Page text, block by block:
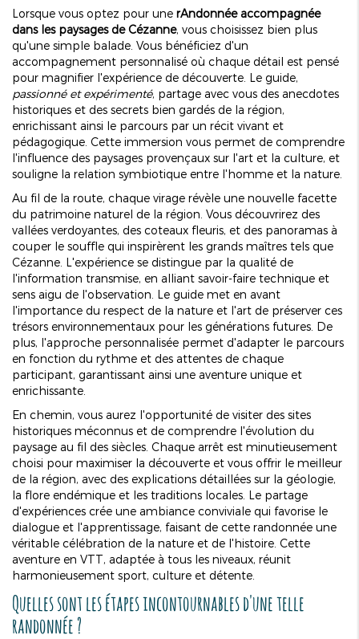
Lorsque vous optez pour une rAndonnée accompagnée
dans les paysages de Cézanne, vous choisissez bien plus
qu'une simple balade. Vous bénéficiez d'un
accompagnement personnalisé où chaque détail est pensé
pour magnifier l'expérience de découverte. Le guide,
passionné et expérimenté, partage avec vous des anecdotes
historiques et des secrets bien gardés de la région,
enrichissant ainsi le parcours par un récit vivant et
pédagogique. Cette immersion vous permet de comprendre
l'influence des paysages provençaux sur l'art et la culture, et
souligne la relation symbiotique entre l'homme et la nature.
Au fil de la route, chaque virage révèle une nouvelle facette
du patrimoine naturel de la région. Vous découvrirez des
vallées verdoyantes, des coteaux fleuris, et des panoramas à
couper le souffle qui inspirèrent les grands maîtres tels que
Cézanne. L'expérience se distingue par la qualité de
l'information transmise, en alliant savoir-faire technique et
sens aigu de l'observation. Le guide met en avant
l'importance du respect de la nature et l'art de préserver ces
trésors environnementaux pour les générations futures. De
plus, l'approche personnalisée permet d'adapter le parcours
en fonction du rythme et des attentes de chaque
participant, garantissant ainsi une aventure unique et
enrichissante.
En chemin, vous aurez l'opportunité de visiter des sites
historiques méconnus et de comprendre l'évolution du
paysage au fil des siècles. Chaque arrêt est minutieusement
choisi pour maximiser la découverte et vous offrir le meilleur
de la région, avec des explications détaillées sur la géologie,
la flore endémique et les traditions locales. Le partage
d'expériences crée une ambiance conviviale qui favorise le
dialogue et l'apprentissage, faisant de cette randonnée une
véritable célébration de la nature et de l'histoire. Cette
aventure en VTT, adaptée à tous les niveaux, réunit
harmonieusement sport, culture et détente.
Quelles sont les étapes incontournables d'une telle
randonnée ?